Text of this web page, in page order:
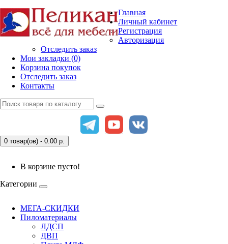
Главная
Личный кабинет
Регистрация
Авторизация
Отследить заказ
Мои закладки (0)
Корзина покупок
Отследить заказ
Контакты
0 товар(ов) - 0.00 р.
В корзине пусто!
Категории
МЕГА-СКИДКИ
Пиломатериалы
ЛДСП
ДВП